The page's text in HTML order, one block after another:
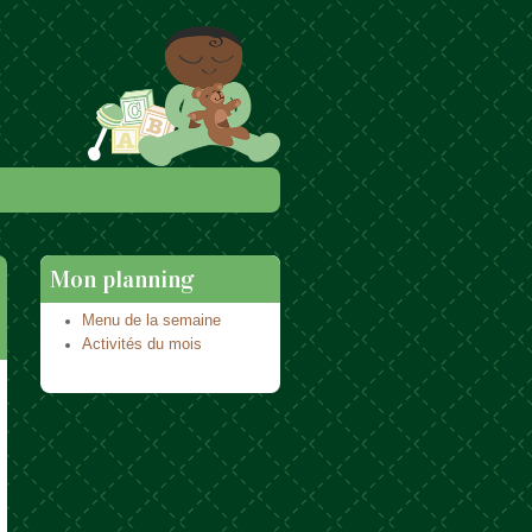
Mon planning
Menu de la semaine
Activités du mois